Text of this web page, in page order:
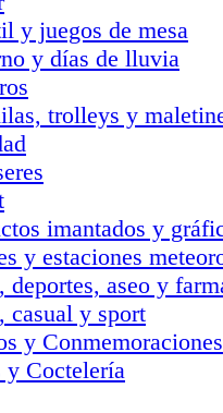
y juegos de mesa
y días de lluvia
trolleys y
imantados y
y estaciones
deportes, aseo y
casual y sport
y Conmemoraciones
y Coctelería